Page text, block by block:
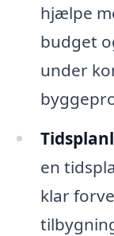
hjælpe
budget
under
en
klar